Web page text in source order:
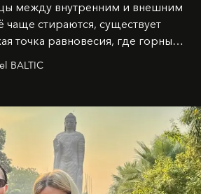
между внутренним и внешним
чаще стираются, существует
точка равновесия, где горные
встречаются с бездонными
души. Здесь, на стыке
чей путь от поиска
в искусство превращения
в возможности для
BALTIC